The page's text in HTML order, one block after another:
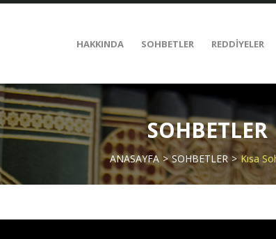
HAKKINDA SOHBETLER REDDİYELER
SOHBETLER
ANASAYFA SOHBETLER Kısa